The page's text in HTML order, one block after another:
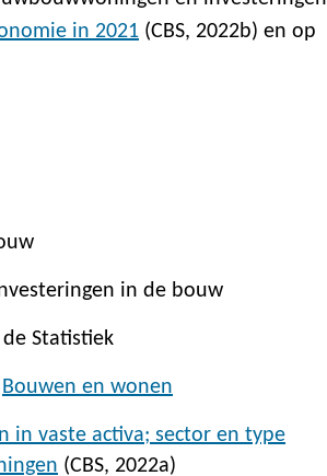
in 2021 (CBS, 2022b) en op
in de bouw
Statistiek
Bouwen en wonen
in vaste activa; sector en type
(CBS, 2022a)